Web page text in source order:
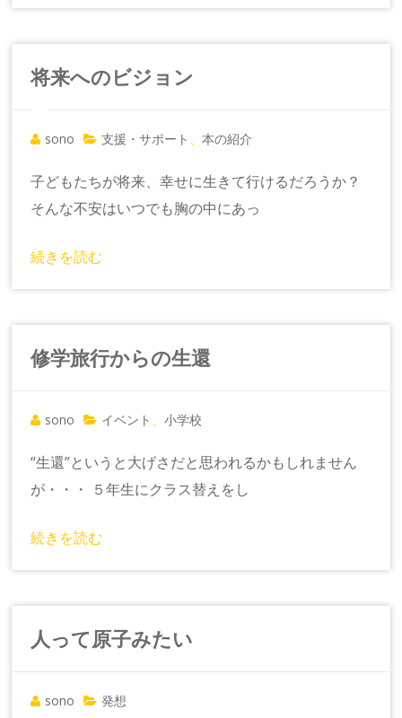
将来へのビジョン
sono 支援・サポート 、本の紹介
子どもたちが将来、幸せに生きて行けるだろうか？
そんな不安はいつでも胸の中にあっ
続きを読む
修学旅行からの生還
sono イベント 、小学校
“生還”というと大げさだと思われるかもしれません
が・・・ ５年生にクラス替えをし
続きを読む
人って原子みたい
sono 発想